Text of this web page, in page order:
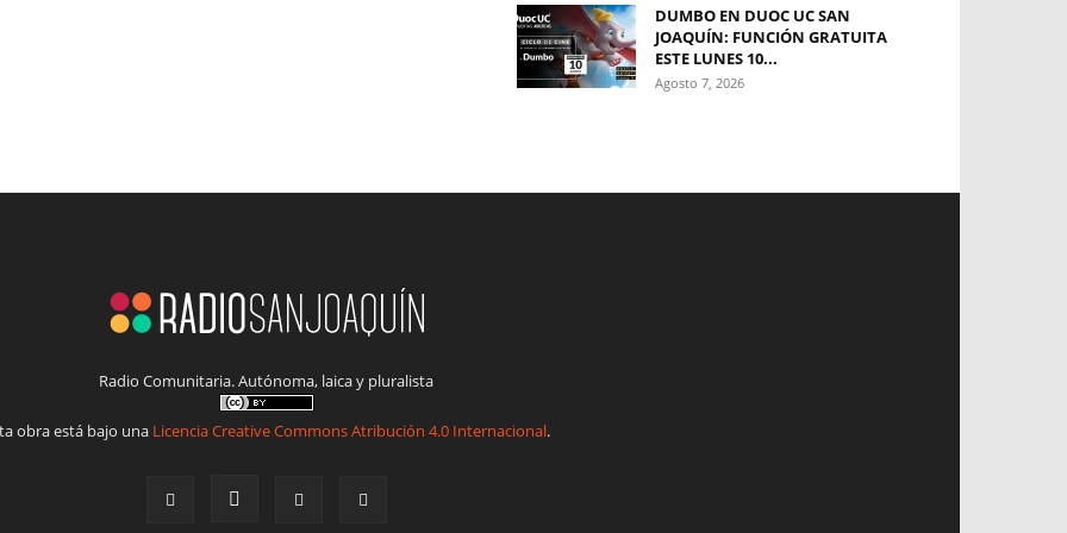
DUMBO EN DUOC UC SAN
JOAQUÍN: FUNCIÓN GRATUITA
ESTE LUNES 10...
Agosto 7, 2026
Radio Comunitaria. Autónoma, laica y pluralista
obra está bajo una Licencia Creative Commons Atribución 4.0 Internacional.